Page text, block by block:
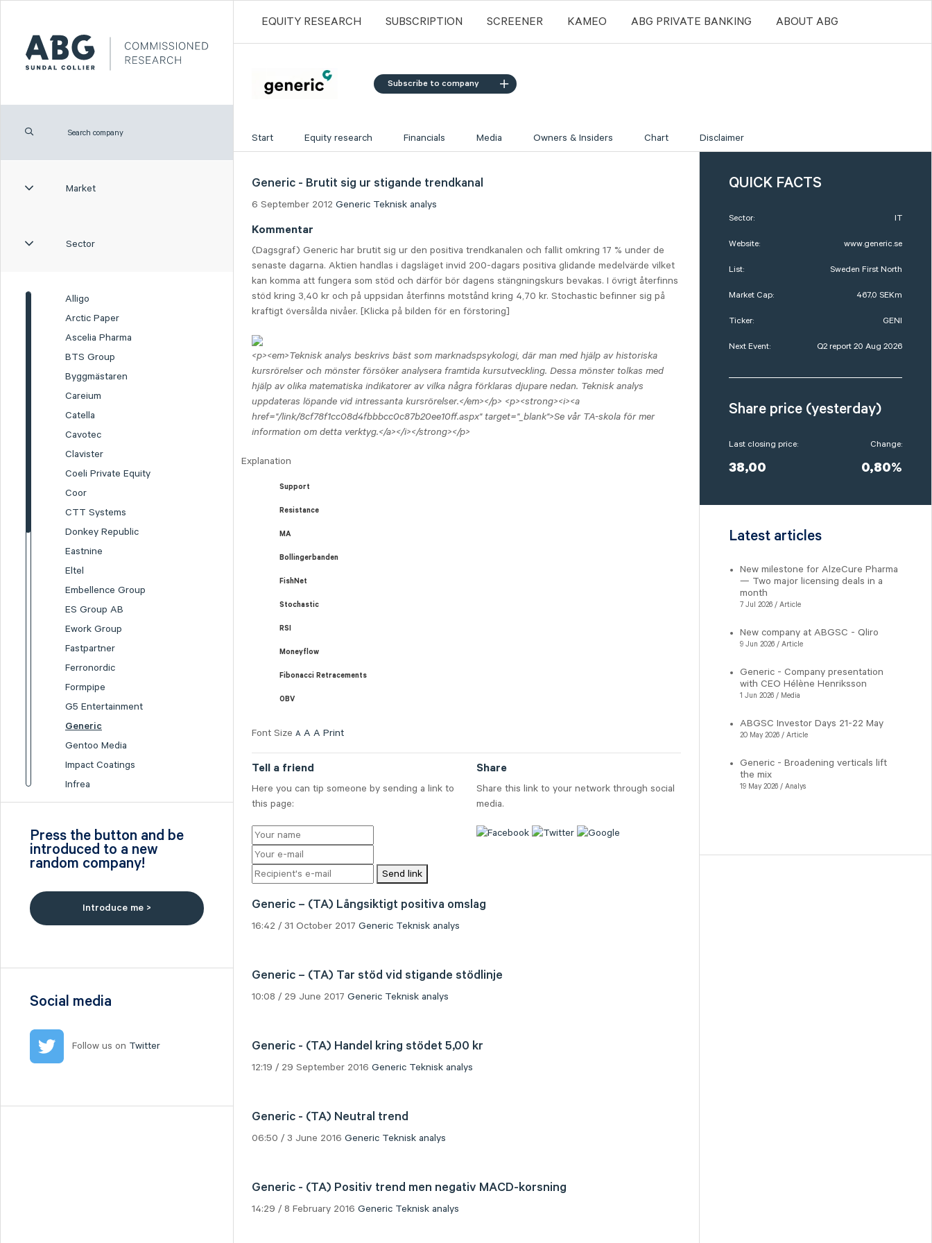
Market
Sector
Alligo
Arctic Paper
Ascelia Pharma
BTS Group
Byggmästaren
Careium
Catella
Cavotec
Clavister
Coeli Private Equity
Coor
CTT Systems
Donkey Republic
Eastnine
Eltel
Embellence Group
ES Group AB
Ework Group
Fastpartner
Ferronordic
Formpipe
G5 Entertainment
Generic
Gentoo Media
Impact Coatings
Infrea
Inission
I-tech
Lumi Gruppen
Ogunsen
Press the button and be
introduced to a new
random company!
Introduce me >
Social media
Follow us on Twitter
EQUITY RESEARCH SUBSCRIPTION SCREENER KAMEO ABG PRIVATE BANKING ABOUT ABG
Subscribe to company
Start Equity research Financials Media Owners & Insiders Chart Disclaimer
Generic - Brutit sig ur stigande trendkanal
6 September 2012 Generic Teknisk analys
Kommentar
(Dagsgraf) Generic har brutit sig ur den positiva trendkanalen och fallit omkring 17 % under de
senaste dagarna. Aktien handlas i dagsläget invid 200-dagars positiva glidande medelvärde vilket
kan komma att fungera som stöd och därför bör dagens stängningskurs bevakas. I övrigt återfinns
stöd kring 3,40 kr och på uppsidan återfinns motstånd kring 4,70 kr. Stochastic befinner sig på
kraftigt översålda nivåer. [Klicka på bilden för en förstoring]
<p><em>Teknisk analys beskrivs bäst som marknadspsykologi, där man med hjälp av historiska
kursrörelser och mönster försöker analysera framtida kursutveckling. Dessa mönster tolkas med
hjälp av olika matematiska indikatorer av vilka några förklaras djupare nedan. Teknisk analys
uppdateras löpande vid intressanta kursrörelser.</em></p> <p><strong><i><a
href="/link/8cf78f1cc08d4fbbbcc0c87b20ee10ff.aspx" target="_blank">Se vår TA-skola för mer
information om detta verktyg.</a></i></strong></p>
Explanation
Support
Resistance
MA
Bollingerbanden
FishNet
Stochastic
RSI
Moneyflow
Fibonacci Retracements
OBV
Font Size A A A Print
Tell a friend
Here you can tip someone by sending a link to
this page:
Send link
Share
Share this link to your network through social
media.
Generic – (TA) Långsiktigt positiva omslag
16:42 / 31 October 2017 Generic Teknisk analys
Generic – (TA) Tar stöd vid stigande stödlinje
10:08 / 29 June 2017 Generic Teknisk analys
Generic - (TA) Handel kring stödet 5,00 kr
12:19 / 29 September 2016 Generic Teknisk analys
Generic - (TA) Neutral trend
06:50 / 3 June 2016 Generic Teknisk analys
Generic - (TA) Positiv trend men negativ MACD-korsning
14:29 / 8 February 2016 Generic Teknisk analys
QUICK FACTS
Sector: IT
Website: www.generic.se
List: Sweden First North
Market Cap: 467,0 SEKm
Ticker: GENI
Next Event: Q2 report 20 Aug 2026
Share price (yesterday)
Last closing price:
38,00
Change:
0,80%
Latest articles
New milestone for AlzeCure Pharma
— Two major licensing deals in a
month
7 Jul 2026 / Article
New company at ABGSC - Qliro
9 Jun 2026 / Article
Generic - Company presentation
with CEO Hélène Henriksson
1 Jun 2026 / Media
ABGSC Investor Days 21-22 May
20 May 2026 / Article
Generic - Broadening verticals lift
the mix
19 May 2026 / Analys